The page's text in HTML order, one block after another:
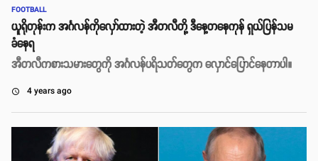
FOOTBALL
ယူရိုတုန်းက အင်္ဂလန်ကိုလှော်ထားတဲ့ အီတလီတို့ ဒီနေ့တနေကုန် ရှယ်ပြန်သမ
ခံနေရ
အီတလီကစားသမားတွေကို အင်္ဂလန်ပရိသတ်တွေက လှောင်ပြောင်နေတာပါ။
access_time 4 years ago